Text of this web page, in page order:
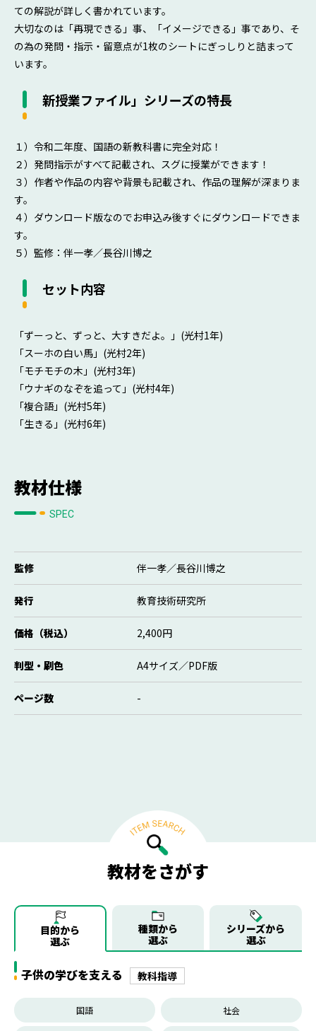
ての解説が詳しく書かれています。
大切なのは「再現できる」事、「イメージできる」事であり、そ
の為の発問・指示・留意点が1枚のシートにぎっしりと詰まって
います。
新授業ファイル」シリーズの特長
１）令和二年度、国語の新教科書に完全対応！
２）発問指示がすべて記載され、スグに授業ができます！
３）作者や作品の内容や背景も記載され、作品の理解が深まりま
す。
４）ダウンロード版なのでお申込み後すぐにダウンロードできま
す。
５）監修：伴一孝／長谷川博之
セット内容
「ずーっと、ずっと、大すきだよ。」(光村1年)
「スーホの白い馬」(光村2年)
「モチモチの木」(光村3年)
「ウナギのなぞを追って」(光村4年)
「複合語」(光村5年)
「生きる」(光村6年)
教材仕様
SPEC
監修 伴一孝／長谷川博之
発行 教育技術研究所
価格（税込） 2,400円
判型・刷色 A4サイズ／PDF版
ページ数 -
教材をさがす
目的から
選ぶ
種類から
選ぶ
シリーズから
選ぶ
子供の学びを支える 教科指導
国語 社会